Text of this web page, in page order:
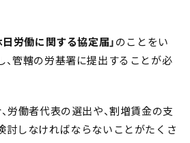
日労働に関する協定届」のことをい
、管轄の労基署に提出することが必
労働者代表の選出や、割増賃金の支
討しなければならないことがたくさ